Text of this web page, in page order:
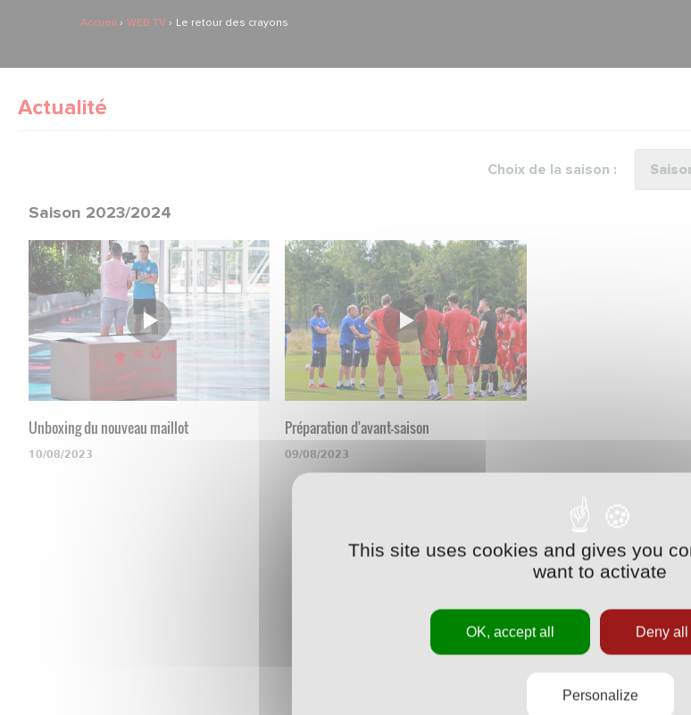
Accueil WEB TV Le retour des crayons
Actualité
Choix de la saison :
Saison 2023/2024
Unboxing du nouveau maillot
10/08/2023
Préparation d'avant-saison
09/08/2023
This site uses cookies and gives you
want to activate
OK, accept all Deny
Personalize